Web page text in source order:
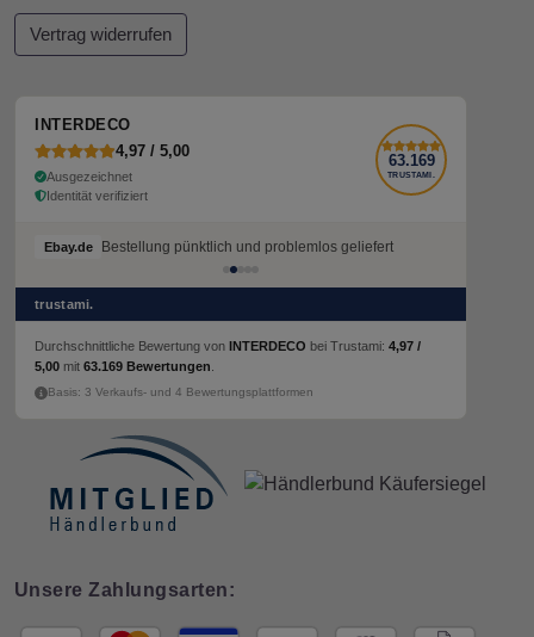
Vertrag widerrufen
INTERDECO
4,97 / 5,00
Ausgezeichnet
Identität verifiziert
63.169
TRUSTAMI.
Ebay.de Bestellung pünktlich und problemlos geliefert
trustami.
Durchschnittliche Bewertung von INTERDECO bei Trustami: 4,97 /
5,00 mit 63.169 Bewertungen
Basis: 3 Verkaufs- und 4 Bewertungsplattformen
Unsere Zahlungsarten: